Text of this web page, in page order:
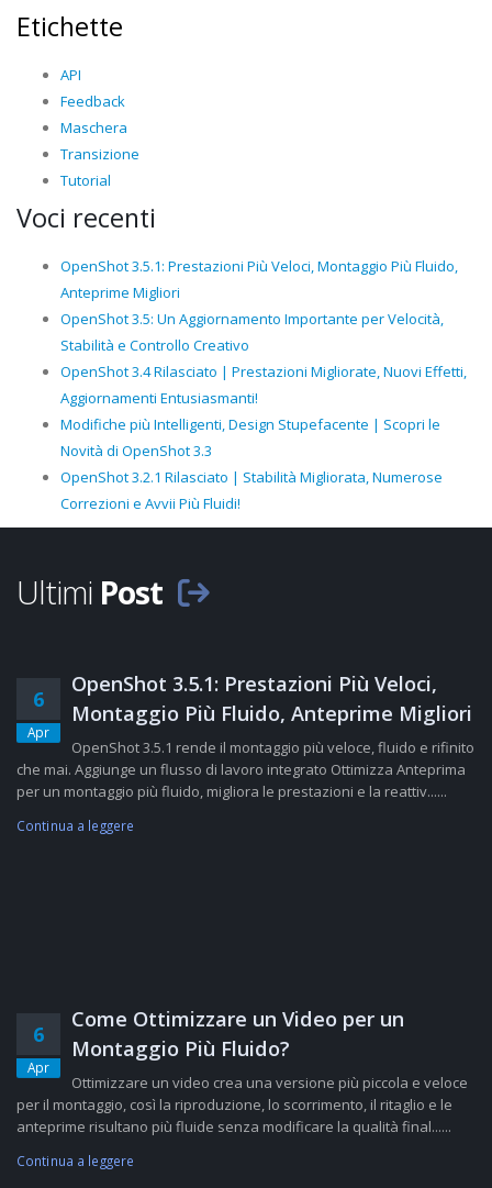
Etichette
API
Feedback
Maschera
Transizione
Tutorial
Voci recenti
OpenShot 3.5.1: Prestazioni Più Veloci, Montaggio Più Fluido,
Anteprime Migliori
OpenShot 3.5: Un Aggiornamento Importante per Velocità,
Stabilità e Controllo Creativo
OpenShot 3.4 Rilasciato | Prestazioni Migliorate, Nuovi Effetti,
Aggiornamenti Entusiasmanti!
Modifiche più Intelligenti, Design Stupefacente | Scopri le
Novità di OpenShot 3.3
OpenShot 3.2.1 Rilasciato | Stabilità Migliorata, Numerose
Correzioni e Avvii Più Fluidi!
Ultimi Post
6
Apr
OpenShot 3.5.1: Prestazioni Più Veloci,
Montaggio Più Fluido, Anteprime Migliori
OpenShot 3.5.1 rende il montaggio più veloce, fluido e rifinito
che mai. Aggiunge un flusso di lavoro integrato Ottimizza Anteprima
per un montaggio più fluido, migliora le prestazioni e la reattiv......
Continua a leggere
6
Apr
Come Ottimizzare un Video per un
Montaggio Più Fluido?
Ottimizzare un video crea una versione più piccola e veloce
per il montaggio, così la riproduzione, lo scorrimento, il ritaglio e le
anteprime risultano più fluide senza modificare la qualità final......
Continua a leggere